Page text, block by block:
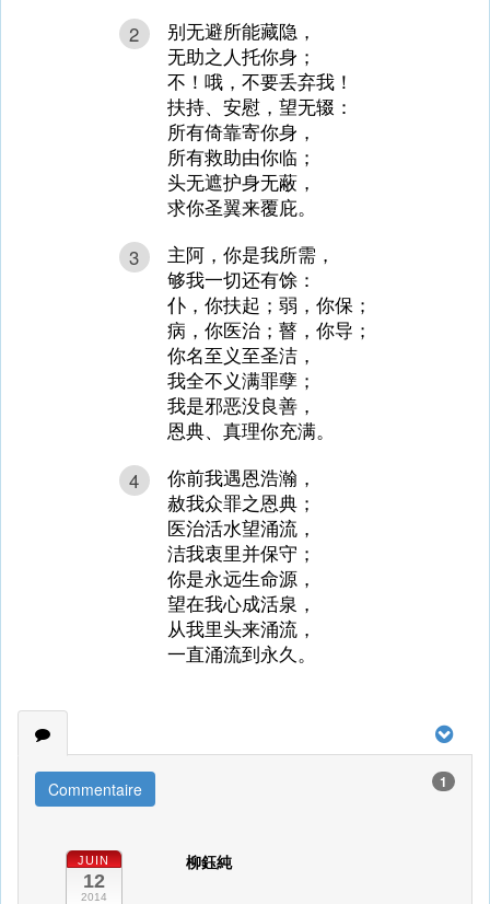
2
别无避所能藏隐，
无助之人托你身；
不！哦，不要丢弃我！
扶持、安慰，望无辍：
所有倚靠寄你身，
所有救助由你临；
头无遮护身无蔽，
求你圣翼来覆庇。
3
主阿，你是我所需，
够我一切还有馀：
仆，你扶起；弱，你保；
病，你医治；瞽，你导；
你名至义至圣洁，
我全不义满罪孽；
我是邪恶没良善，
恩典、真理你充满。
4
你前我遇恩浩瀚，
赦我众罪之恩典；
医治活水望涌流，
洁我衷里并保守；
你是永远生命源，
望在我心成活泉，
从我里头来涌流，
一直涌流到永久。
Commentaire 1
JUIN
12
2014
柳鈺純